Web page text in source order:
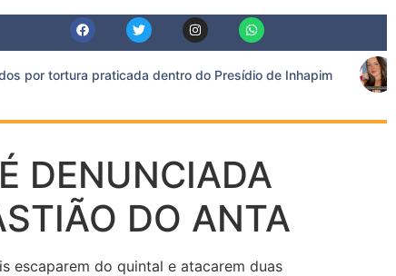
por tortura praticada dentro do Presídio de Inhapim
DENUNCIADA
DO ANTA
escaparem do quintal e atacarem duas